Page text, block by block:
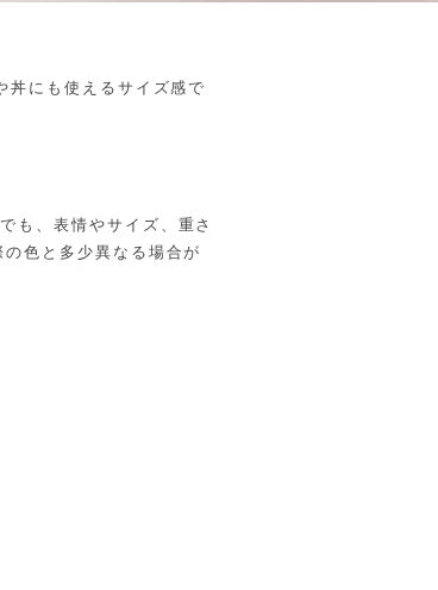
丼にも使えるサイズ感で
も、表情やサイズ、重さ
色と多少異なる場合が